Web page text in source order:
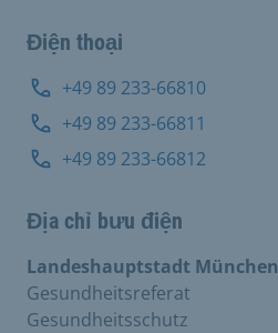
Điện thoại
+49 89 233-66810
+49 89 233-66811
+49 89 233-66812
Địa chỉ bưu điện
Landeshauptstadt München
Gesundheitsreferat
Gesundheitsschutz